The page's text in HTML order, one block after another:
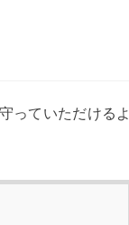
っていただけるよ